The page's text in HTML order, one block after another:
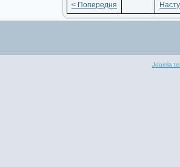
< Попередня
Joomla